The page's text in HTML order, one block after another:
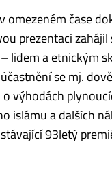
omezeném čase
prezentaci
a etnickým
se mj.
výhodách
islámu a dalších
93letý